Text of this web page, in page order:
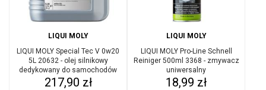
LIQUI MOLY
LIQUI MOLY Special Tec V 0w20
5L 20632 - olej silnikowy
dedykowany do samochodów
Ford
Cena
217,90 zł
LIQUI MOLY
LIQUI MOLY Pro-Line Schnell
Reiniger 500ml 3368 - zmywacz
uniwersalny
Cena
18,99 zł